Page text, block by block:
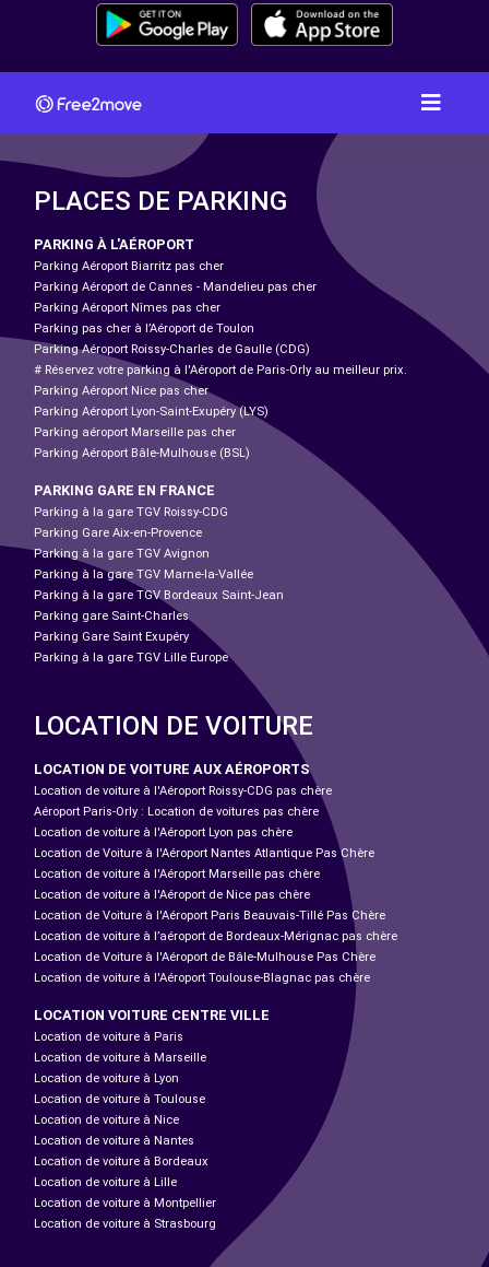
PLACES DE PARKING
PARKING À L'AÉROPORT
Parking Aéroport Biarritz pas cher
Parking Aéroport de Cannes - Mandelieu pas cher
Parking Aéroport Nîmes pas cher
Parking pas cher à l’Aéroport de Toulon
Parking Aéroport Roissy-Charles de Gaulle (CDG)
# Réservez votre parking à l'Aéroport de Paris-Orly au meilleur prix.
Parking Aéroport Nice pas cher
Parking Aéroport Lyon-Saint-Exupéry (LYS)
Parking aéroport Marseille pas cher
Parking Aéroport Bâle-Mulhouse (BSL)
PARKING GARE EN FRANCE
Parking à la gare TGV Roissy-CDG
Parking Gare Aix-en-Provence
Parking à la gare TGV Avignon
Parking à la gare TGV Marne-la-Vallée
Parking à la gare TGV Bordeaux Saint-Jean
Parking gare Saint-Charles
Parking Gare Saint Exupéry
Parking à la gare TGV Lille Europe
LOCATION DE VOITURE
LOCATION DE VOITURE AUX AÉROPORTS
Location de voiture à l'Aéroport Roissy-CDG pas chère
Aéroport Paris-Orly : Location de voitures pas chère
Location de voiture à l'Aéroport Lyon pas chère
Location de Voiture à l'Aéroport Nantes Atlantique Pas Chère
Location de voiture à l'Aéroport Marseille pas chère
Location de voiture à l'Aéroport de Nice pas chère
Location de Voiture à l'Aéroport Paris Beauvais-Tillé Pas Chère
Location de voiture à l’aéroport de Bordeaux-Mérignac pas chère
Location de Voiture à l'Aéroport de Bâle-Mulhouse Pas Chère
Location de voiture à l'Aéroport Toulouse-Blagnac pas chère
LOCATION VOITURE CENTRE VILLE
Location de voiture à Paris
Location de voiture à Marseille
Location de voiture à Lyon
Location de voiture à Toulouse
Location de voiture à Nice
Location de voiture à Nantes
Location de voiture à Bordeaux
Location de voiture à Lille
Location de voiture à Montpellier
Location de voiture à Strasbourg